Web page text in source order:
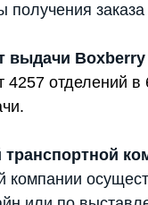
получения
выдачи
4257 отделений
транспортной
компании